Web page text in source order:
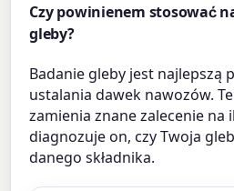
Czy powinienem stosować
gleby?
Badanie gleby jest najlepszą
ustalania dawek nawozów.
zamienia znane zalecenie
diagnozuje on, czy Twoja
danego składnika.